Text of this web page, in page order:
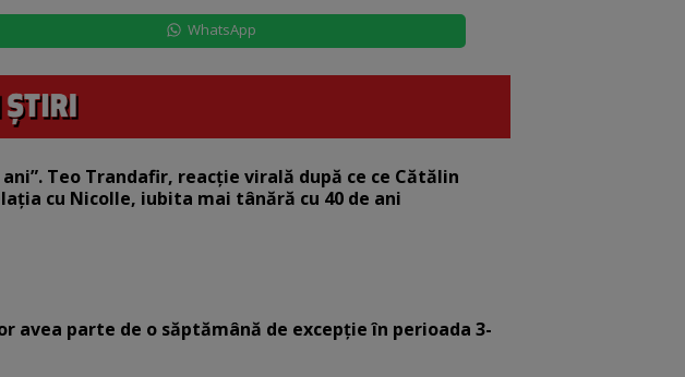
WhatsApp
Teo Trandafir, reacție virală după ce ce Cătălin
cu Nicolle, iubita mai tânără cu 40 de ani
avea parte de o săptămână de excepție în perioada 3-